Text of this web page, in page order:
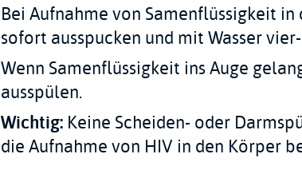
Bei Aufnahme von Samenflüssigkeit
sofort ausspucken und mit Wasser
Wenn Samenflüssigkeit ins Auge
ausspülen.
Wichtig:Keine Scheiden- oder
die Aufnahme von HIV in den Körper